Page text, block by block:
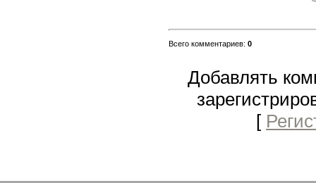
Всего комментариев: 0
Добавлять
[